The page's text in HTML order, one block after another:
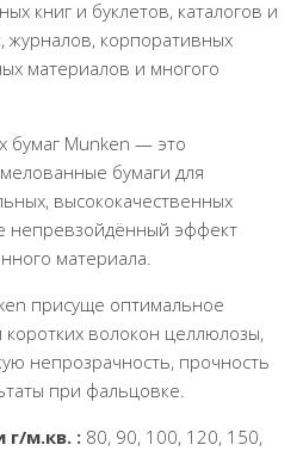
книг и буклетов, каталогов и
журналов, корпоративных
материалов и многого
бумаг Munken — это
бумаги для
высококачественных
непревзойдённый эффект
материала.
присуще оптимальное
волокон целлюлозы,
непрозрачность, прочность
при фальцовке.
г/м.кв. : 80, 90, 100, 120, 150,